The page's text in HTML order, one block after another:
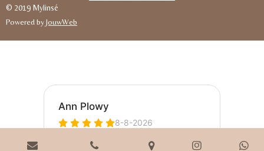
© 2019 Mylinsé
Powered byJouwWeb